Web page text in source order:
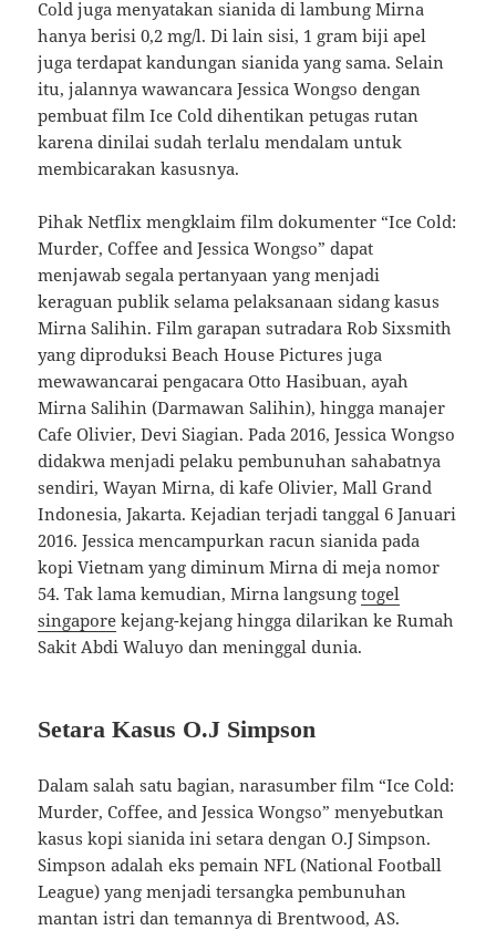
Cold juga menyatakan sianida di lambung Mirna
hanya berisi 0,2 mg/l. Di lain sisi, 1 gram biji apel
juga terdapat kandungan sianida yang sama. Selain
itu, jalannya wawancara Jessica Wongso dengan
pembuat film Ice Cold dihentikan petugas rutan
karena dinilai sudah terlalu mendalam untuk
membicarakan kasusnya.
Pihak Netflix mengklaim film dokumenter “Ice Cold:
Murder, Coffee and Jessica Wongso” dapat
menjawab segala pertanyaan yang menjadi
keraguan publik selama pelaksanaan sidang kasus
Mirna Salihin. Film garapan sutradara Rob Sixsmith
yang diproduksi Beach House Pictures juga
mewawancarai pengacara Otto Hasibuan, ayah
Mirna Salihin (Darmawan Salihin), hingga manajer
Cafe Olivier, Devi Siagian. Pada 2016, Jessica Wongso
didakwa menjadi pelaku pembunuhan sahabatnya
sendiri, Wayan Mirna, di kafe Olivier, Mall Grand
Indonesia, Jakarta. Kejadian terjadi tanggal 6 Januari
2016. Jessica mencampurkan racun sianida pada
kopi Vietnam yang diminum Mirna di meja nomor
54. Tak lama kemudian, Mirna langsungtogel
singapore kejang-kejang hingga dilarikan ke Rumah
Sakit Abdi Waluyo dan meninggal dunia.
Setara Kasus O.J Simpson
Dalam salah satu bagian, narasumber film “Ice Cold:
Murder, Coffee, and Jessica Wongso” menyebutkan
kasus kopi sianida ini setara dengan O.J Simpson.
Simpson adalah eks pemain NFL (National Football
League) yang menjadi tersangka pembunuhan
mantan istri dan temannya di Brentwood, AS.